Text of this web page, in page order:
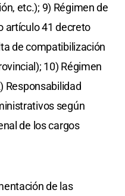
etc.); 9) Régimen de
artículo 41 decreto
de compatibilización
10) Régimen
Responsabilidad
según
de los cargos
de las